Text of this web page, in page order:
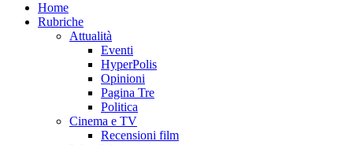
Home
Rubriche
Attualità
Eventi
HyperPolis
Opinioni
Pagina Tre
Politica
Cinema e TV
Recensioni film